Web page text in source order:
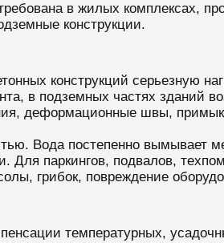
в жилых комплексах,
конструкции.
конструкций серьезную
в подземных частях зданий
деформационные швы,
Вода постепенно вымывает
Для паркингов, подвалов,
грибок, повреждение
температурных,